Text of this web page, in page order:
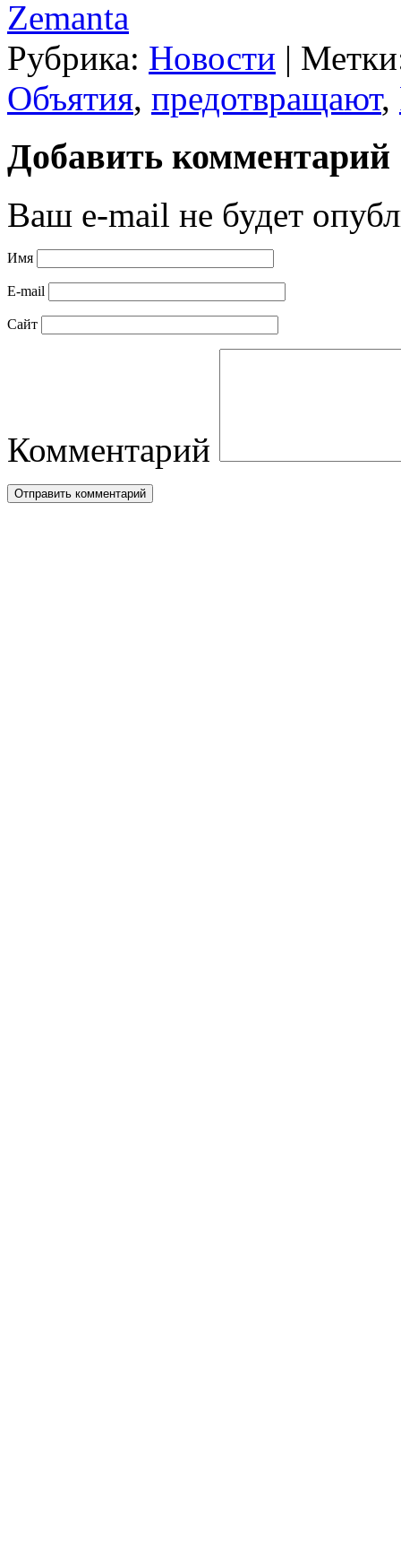
Zemanta
Рубрика: Новости |
Объятия, предотвращают,
Добавить комментарий
Ваш e-mail не будет
Имя
E-mail
Сайт
Комментарий